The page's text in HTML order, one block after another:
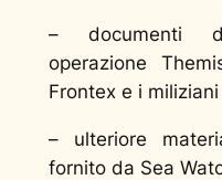
– documenti
operazione
Frontex e i
– ulteriore
fornito da Sea